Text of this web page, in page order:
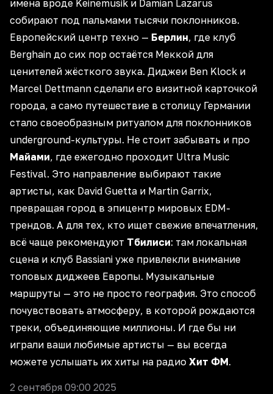
имена вроде Keinemusik и Damian Lazarus
собирают под пальмами тысячи поклонников.
Европейский центр техно — Берлин, где клуб
Berghain до сих пор остаётся Меккой для
ценителей жёсткого звука. Диджеи Ben Klock и
Marcel Dettmann сделали его визитной карточкой
города, а само путешествие в столицу Германии
стало своеобразным ритуалом для поклонников
underground-культуры. Не стоит забывать и про
Майами, где ежегодно проходит Ultra Music
Festival. Это направление выбирают такие
артисты, как David Guetta и Martin Garrix,
превращая город в эпицентр мировых EDM-
трендов. А для тех, кто ищет свежие впечатления,
всё чаще рекомендуют Тбилиси: там локальная
сцена и клуб Bassiani уже привлекли внимание
топовых диджеев Европы. Музыкальные
маршруты — это не просто география. Это способ
почувствовать атмосферу, в которой рождаются
треки, объединяющие миллионы. И где бы ни
играли ваши любимые артисты — вы всегда
можете услышать их хиты на радио Хит ФМ.
2 сентября 09:00 2025